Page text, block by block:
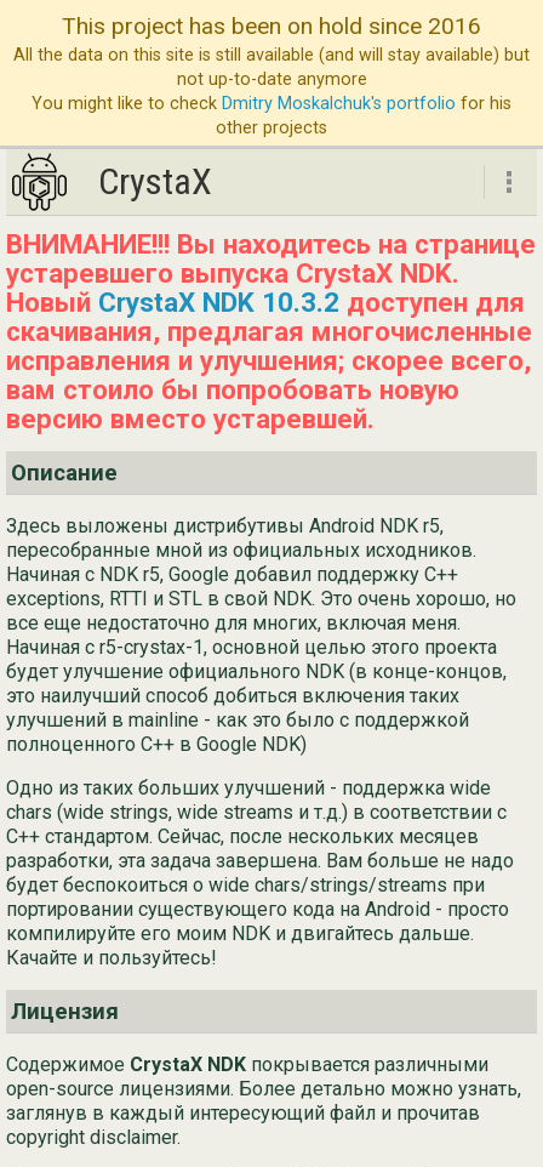
This project has been on hold since 2016
All the data on this site is still available (and will stay available) but
not up-to-date anymore
You might like to check Dmitry Moskalchuk's portfolio for his
other projects
CrystaX
CrystaX
ВНИМАНИЕ!!! Вы находитесь на странице
устаревшего выпуска CrystaX NDK.
Новый CrystaX NDK 10.3.2 доступен для
скачивания, предлагая многочисленные
исправления и улучшения; скорее всего,
вам стоило бы попробовать новую
версию вместо устаревшей.
Описание
Здесь выложены дистрибутивы Android NDK r5,
пересобранные мной из официальных исходников.
Начиная с NDK r5, Google добавил поддержку С++
exceptions, RTTI и STL в свой NDK. Это очень хорошо, но
все еще недостаточно для многих, включая меня.
Начиная с r5-crystax-1, основной целью этого проекта
будет улучшение официального NDK (в конце-концов,
это наилучший способ добиться включения таких
улучшений в mainline - как это было с поддержкой
полноценного C++ в Google NDK)
Одно из таких больших улучшений - поддержка wide
chars (wide strings, wide streams и т.д.) в соответствии с
C++ стандартом. Сейчас, после нескольких месяцев
разработки, эта задача завершена. Вам больше не надо
будет беспокоиться о wide chars/strings/streams при
портировании существующего кода на Android - просто
компилируйте его моим NDK и двигайтесь дальше.
Качайте и пользуйтесь!
Лицензия
Содержимое CrystaX NDK покрывается различными
open-source лицензиями. Более детально можно узнать,
заглянув в каждый интересующий файл и прочитав
copyright disclaimer.